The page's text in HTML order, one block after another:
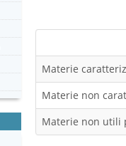
Materie
Materie non
Materie non utili